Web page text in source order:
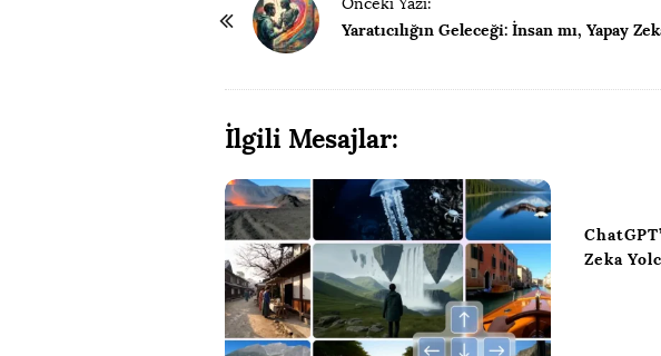
a
m
N
Önceki Yazı:
Yaratıcılığın Geleceği: İnsan mı, Yapay
İlgili Mesajlar:
Zeka